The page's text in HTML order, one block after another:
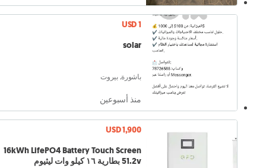
USD 1
solar
باشورة, بيروت
منذ أسبوعين
USD 1,900
16kWh LifePO4 Battery Touch Screen
51.2v بطارية ١٦ كيلو وات ليثيوم